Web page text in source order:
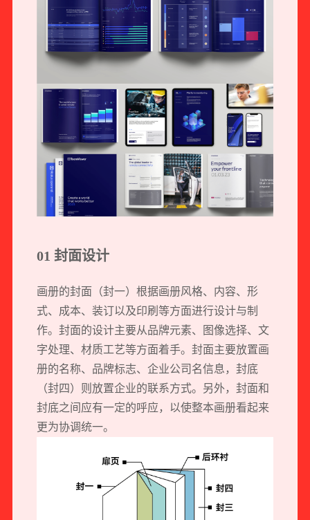
01 封面设计
画册的封面（封一）根据画册风格、内容、形
式、成本、装订以及印刷等方面进行设计与制
作。封面的设计主要从品牌元素、图像选择、文
字处理、材质工艺等方面着手。封面主要放置画
册的名称、品牌标志、企业公司名信息，封底
（封四）则放置企业的联系方式。另外，封面和
封底之间应有一定的呼应，以使整本画册看起来
更为协调统一。